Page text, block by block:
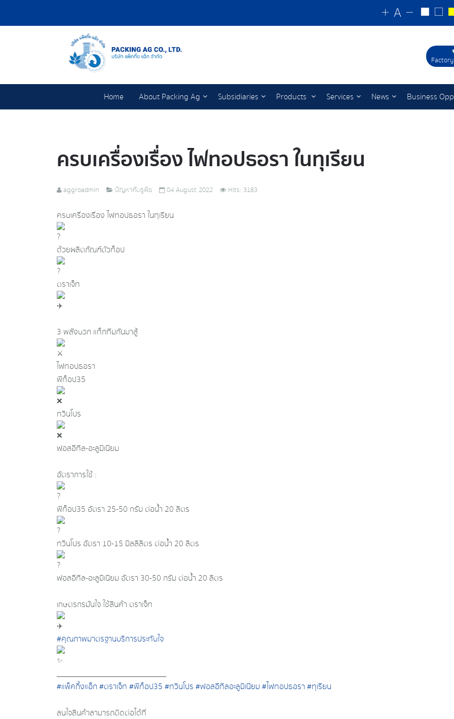
Home About Packing Ag Subsidiaries Products Services News Business
ครบเครื่องเรื่อง ไฟทอปธอรา ในทุเรียน
aggroadmin ปัญหาศัตรูพืช 04 August 2022 Hits: 3183
ครบเครื่องเรื่อง ไฟทอปธอรา ในทุเรียน
ด้วยผลิตภัณฑ์ตัวท็อป
ตราเจ็ท
3 พลังบวก แท็กทีมกันมาสู้
ไฟทอปธอรา
พีท็อป35
ทวินโปร
ฟอสอีทิล-อะลูมิเนียม
อัตราการใช้ :
พีท็อป35 อัตรา 25-50 กรัม ต่อน้ำ 20 ลิตร
ทวินโปร อัตรา 10-15 มิลลิลิตร ต่อน้ำ 20 ลิตร
ฟอสอีทิล-อะลูมิเนียม อัตรา 30-50 กรัม ต่อน้ำ 20 ลิตร
เกษตรกรมั่นใจ ใช้สินค้า ตราเจ็ท
#คุณภาพมาตรฐานบริการประทับใจ
#แพ็คกิ้งแอ็ก #ตราเจ็ท #พีท็อป35 #ทวินโปร #ฟอสอีทิลอะลูมิเนียม #ไฟทอปธอรา #ทุเรียน
สนใจสินค้าสามารถติดต่อได้ที่